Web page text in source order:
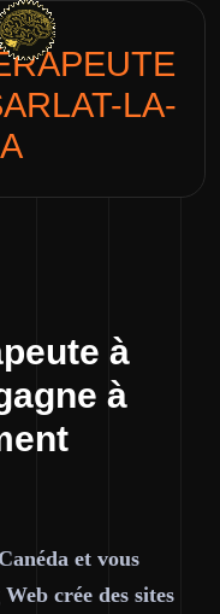
LA-
à
à
et vous
crée des sites